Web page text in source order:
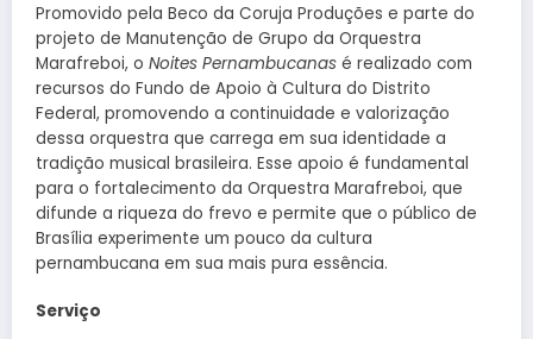
Promovido pela Beco da Coruja Produções e parte do
projeto de Manutenção de Grupo da Orquestra
Marafreboi, o Noites Pernambucanas é realizado com
recursos do Fundo de Apoio à Cultura do Distrito
Federal, promovendo a continuidade e valorização
dessa orquestra que carrega em sua identidade a
tradição musical brasileira. Esse apoio é fundamental
para o fortalecimento da Orquestra Marafreboi, que
difunde a riqueza do frevo e permite que o público de
Brasília experimente um pouco da cultura
pernambucana em sua mais pura essência.
Serviço